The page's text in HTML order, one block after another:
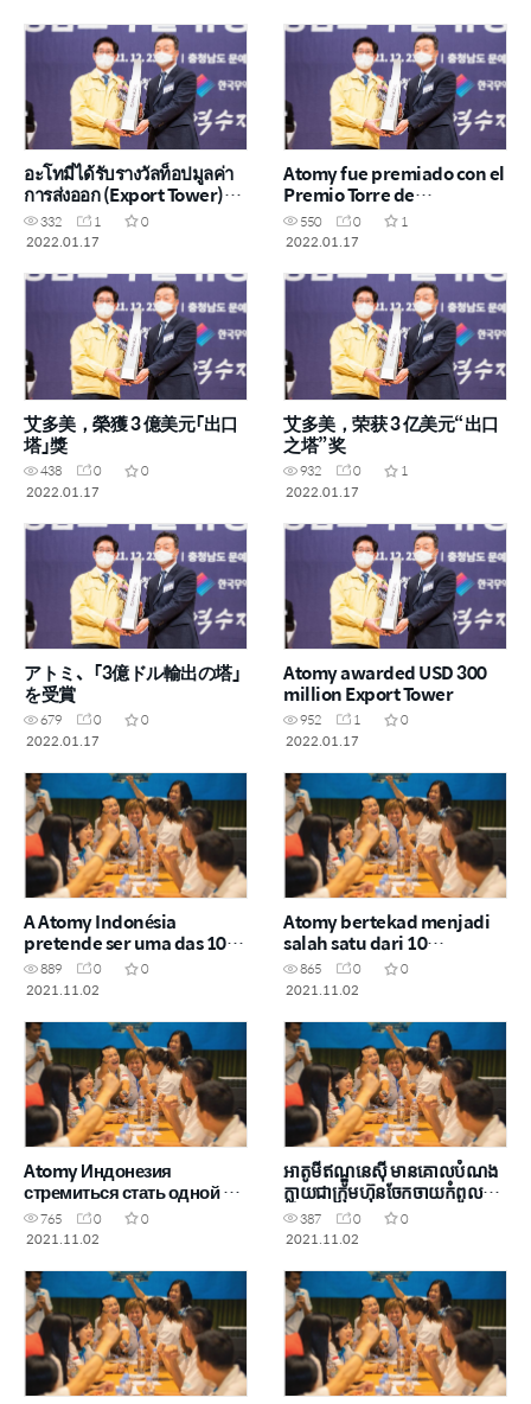
อะโทมี่ได้รับรางวัลท็อปมูลค่า
การส่งออก (Export Tower)
จำนวนเงิน 300 ล้านดอลลาร์
สหรัฐ
332 1
0
2022.01.17
Atomy fue premiado con el
Premio Torre de
Exportación de 300
millones USD
550 0
1
2022.01.17
艾多美，榮獲 3 億美元「出口
塔」獎
438 0
0
2022.01.17
艾多美，荣获 3 亿美元“出口
之塔”奖
932 0
1
2022.01.17
アトミ、「3億ドル輸出の塔」
を受賞
679 0
0
2022.01.17
Atomy awarded USD 300
million Export Tower
952 1
0
2022.01.17
A Atomy Indonésia
pretende ser uma das 10
maiores empresas de
distribuição com a “Ayo
889 0
0
2021.11.02
Atomy bertekad menjadi
salah satu dari 10
perusahaan distribusi
teratas dengan “Ayo Ayo
865 0
0
2021.11.02
Atomy Индонезия
стремиться стать одной из
10 ведущих млм компаний,
под лозунгом «Ayo Ayo
765 0
0
2021.11.02
អាតូមីឥណ្ឌូនេស៊ី មានគោលបំណង
ក្លាយជាក្រុមហ៊ុនចែកចាយកំពូល
ទាំង 10 ជាមួយ “Ayo Ayo Bisa”
387 0
0
2021.11.02